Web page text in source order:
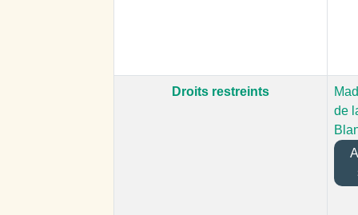
Droits restreints
de